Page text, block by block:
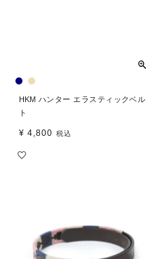
HKM ハンター エラスティックベル
ト
¥ 4,800 税込